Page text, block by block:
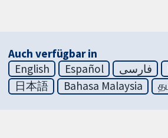
Auch verfügbar in
English
Español فارسی
日本語
Bahasa Malaysia